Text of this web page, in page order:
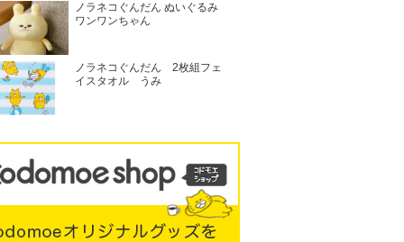
ノラネコぐんだん ぬいぐるみ
ワンワンちゃん
ノラネコぐんだん 2枚組フェ
イスタオル うみ